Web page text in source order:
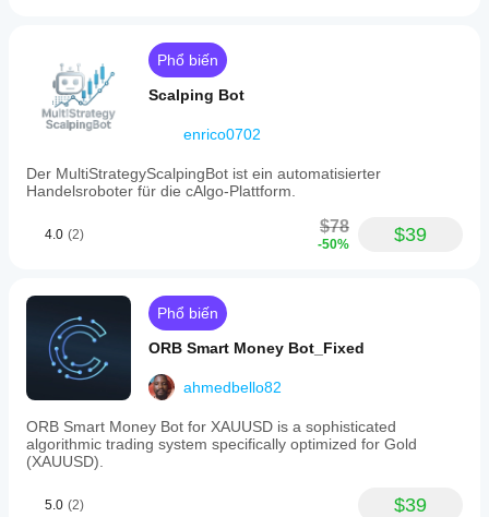
Phổ biến
Scalping Bot
enrico0702
Der MultiStrategyScalpingBot ist ein automatisierter
Handelsroboter für die cAlgo-Plattform.
4.0 (2) $78
-50% $39
Phổ biến
ORB Smart Money Bot_Fixed
ahmedbello82
ORB Smart Money Bot for XAUUSD is a sophisticated
algorithmic trading system specifically optimized for Gold
(XAUUSD).
5.0 (2) $39